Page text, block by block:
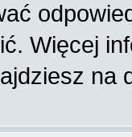
Więcej
na